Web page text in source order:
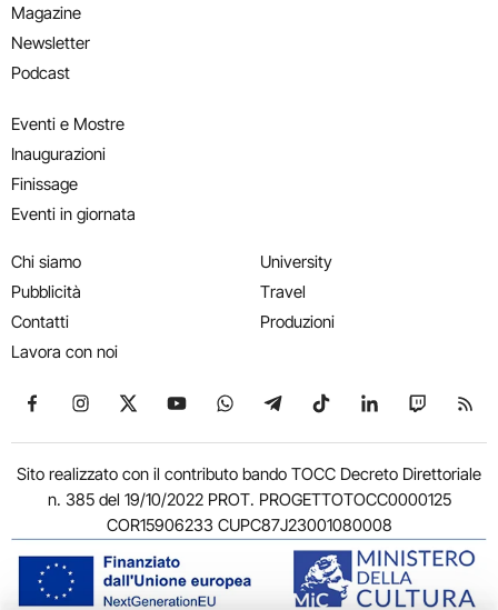
Magazine
Newsletter
Podcast
Eventi e Mostre
Inaugurazioni
Finissage
Eventi in giornata
Chi siamo
Pubblicità
Contatti
Lavora con noi
University
Travel
Produzioni
Seguici su Facebook
Seguici su Instagram
Seguici su X
Seguici su YouTube
Seguici su WhatsApp
Seguici su Telegram
Seguici su TikTok
Seguici su
Seguici
Sito realizzato con il contributo bando TOCC Decreto Direttoriale
n. 385 del 19/10/2022 PROT. PROGETTOTOCC0000125
COR15906233 CUPC87J23001080008